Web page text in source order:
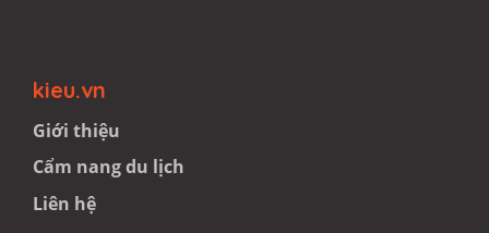
kieu.vn
Giới thiệu
Cẩm nang du lịch
Liên hệ